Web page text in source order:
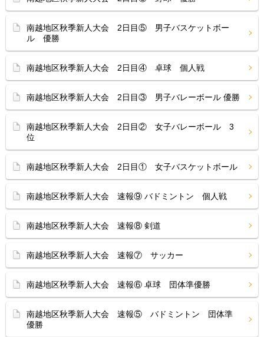
南越地区秋季新人大会 2日目⑤ 男子バスケットボー
ル 優勝
南越地区秋季新人大会 2日目④ 卓球 個人戦
南越地区秋季新人大会 2日目③ 男子バレーボール 優勝
南越地区秋季新人大会 2日目② 女子バレーボール 3
位
南越地区秋季新人大会 2日目① 女子バスケットボール
南越地区秋季新人大会 速報⑨ バドミントン 個人戦
南越地区秋季新人大会 速報⑧ 剣道
南越地区秋季新人大会 速報⑦ サッカー
南越地区秋季新人大会 速報⑥ 卓球 団体準優勝
南越地区秋季新人大会 速報⑤ バドミントン 団体準
優勝